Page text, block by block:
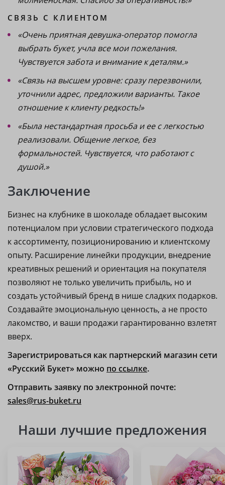
СВЯЗЬ С КЛИЕНТОМ
«Очень приятная девушка-оператор помогла
выбрать букет, учла все мои пожелания.
Чувствуется забота и внимание к деталям.»
«Связь на высшем уровне: сразу перезвонили,
уточнили адрес, предложили варианты. Такое
отношение к клиенту редкость!»
«Была нестандартная просьба и ее с легкостью
реализовали. Общение легкое, без
формальностей. Чувствуется, что работают с
душой.»
Заключение
Бизнес на клубнике в шоколаде обладает высоким
потенциалом при условии стратегического подхода
к ассортименту, позиционированию и клиентскому
опыту. Расширение линейки продукции, внедрение
креативных решений и ориентация на покупателя
позволяют не только увеличить прибыль, но и
создать устойчивый бренд в нише сладких подарков.
Создавайте эмоциональную ценность, а не просто
лакомство, и ваши продажи гарантированно взлетят
вверх.
Зарегистрироваться как партнерский магазин сети
«Русский Букет» можно по ссылке.
Отправить заявку по электронной почте:
sales@rus-buket.ru
Наши лучшие предложения